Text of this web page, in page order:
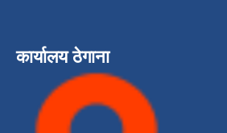
कार्यालय ठेगाना